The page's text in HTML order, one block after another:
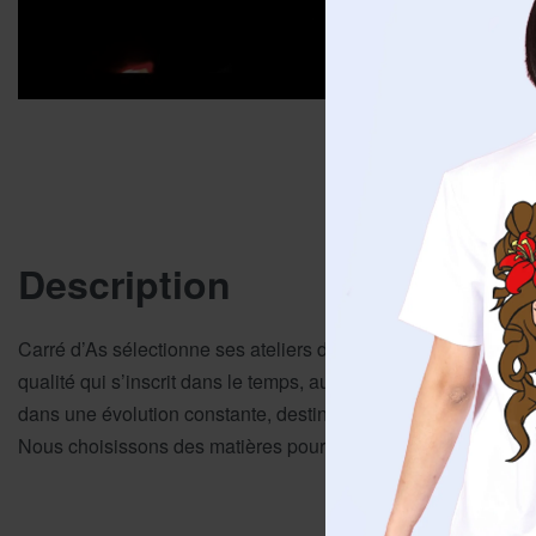
Description
Carré d’As sélectionne ses ateliers de production avec le
qualité qui s’inscrit dans le temps, au-delà des tendances et
dans une évolution constante, destinée à vous proposer des
Nous choisissons des matières pour leurs propriétés